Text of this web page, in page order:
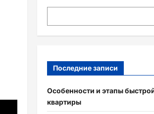
Последние записи
Особенности и этапы
квартиры